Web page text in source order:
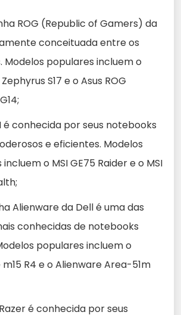
ROG (Republic of Gamers) da
conceituada entre os
Modelos populares incluem o
S17 e o Asus ROG
é conhecida por seus notebooks
e eficientes. Modelos
o MSI GE75 Raider e o MSI
Alienware da Dell é uma das
conhecidas de notebooks
populares incluem o
R4 e o Alienware Area-51m
é conhecida por seus